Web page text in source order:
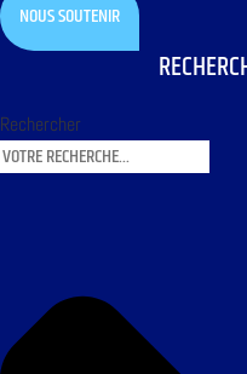
NOUS SOUTENIR
Rechercher